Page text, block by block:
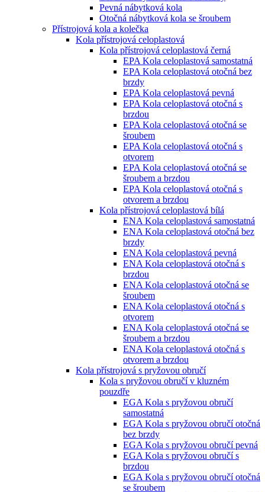
Pevná nábytková kola
Otočná nábytková kola se šroubem
Přístrojová kola a kolečka
Kola přístrojová celoplastová
Kola přístrojová celoplastová černá
EPA Kola celoplastová samostatná
EPA Kola celoplastová otočná bez
brzdy
EPA Kola celoplastová pevná
EPA Kola celoplastová otočná s
brzdou
EPA Kola celoplastová otočná se
šroubem
EPA Kola celoplastová otočná s
otvorem
EPA Kola celoplastová otočná se
šroubem a brzdou
EPA Kola celoplastová otočná s
otvorem a brzdou
Kola přístrojová celoplastová bílá
ENA Kola celoplastová samostatná
ENA Kola celoplastová otočná bez
brzdy
ENA Kola celoplastová pevná
ENA Kola celoplastová otočná s
brzdou
ENA Kola celoplastová otočná se
šroubem
ENA Kola celoplastová otočná s
otvorem
ENA Kola celoplastová otočná se
šroubem a brzdou
ENA Kola celoplastová otočná s
otvorem a brzdou
Kola přístrojová s pryžovou obručí
Kola s pryžovou obručí v kluzném
pouzdře
EGA Kola s pryžovou obručí
samostatná
EGA Kola s pryžovou obručí otočná
bez brzdy
EGA Kola s pryžovou obručí pevná
EGA Kola s pryžovou obručí s
brzdou
EGA Kola s pryžovou obručí otočná
se šroubem